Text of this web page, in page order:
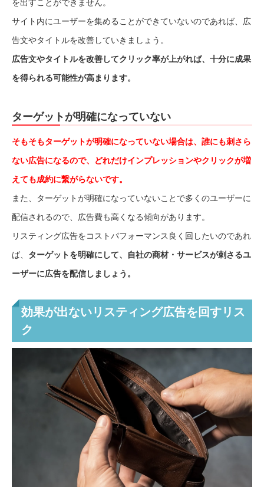
を出すことができません。
サイト内にユーザーを集めることができていないのであれば、広
告文やタイトルを改善していきましょう。
広告文やタイトルを改善してクリック率が上がれば、十分に成果
を得られる可能性が高まります。
ターゲットが明確になっていない
そもそもターゲットが明確になっていない場合は、誰にも刺さら
ない広告になるので、どれだけインプレッションやクリックが増
えても成約に繋がらないです。
また、ターゲットが明確になっていないことで多くのユーザーに
配信されるので、広告費も高くなる傾向があります。
リスティング広告をコストパフォーマンス良く回したいのであれ
ば、 ターゲットを明確にして、自社の商材・サービスが刺さるユ
ーザーに広告を配信しましょう。
効果が出ないリスティング広告を回すリス
ク